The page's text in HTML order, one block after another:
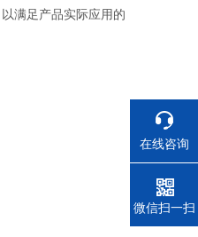
满足产品实际应用的
在线咨询
电话
微信扫一扫